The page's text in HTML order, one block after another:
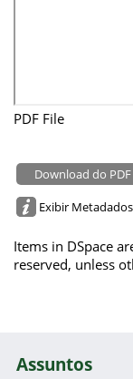
PDF File
Download do PDF
Exibir Metadados
Items in DSpace
reserved, unless
Assuntos